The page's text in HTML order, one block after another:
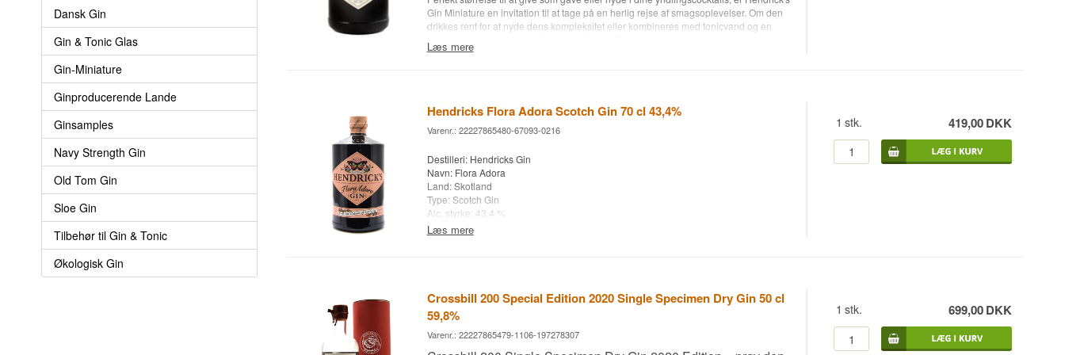
Dansk Gin
Gin & Tonic Glas
Gin-Miniature
Ginproducerende Lande
Ginsamples
Navy Strength Gin
Old Tom Gin
Sloe Gin
Tilbehør til Gin & Tonic
Økologisk Gin
Type: Skotsk Gin
Alc. styrke: 43 %
Andet: unlimited Edition
Gin Miniature en invitation til at tage på en herlig rejse af smagsoplevelser. Om den
drikkes rent for at nyde dens kompleksitet eller kombineres med tonicvand og en
virkelig mindeværdig ginoplevelse i hver eneste dråbe.
Navn: Small Batch
Handcrafted Botanicals: Agurk mm.
Land: Skotland
Alc. styrke: 41,4 %
Andet: 5 cl.
Læs mere
Hendricks Flora Adora Scotch Gin 70 cl 43,4%
Varenr.: 22227865480-67093-0216
Destilleri: Hendricks Gin
Navn: Flora Adora
Land: Skotland
Type: Scotch Gin
Alc. styrke: 43,4 %
70 cl.
Læs mere
1 stk. 419,00DKK
Crossbill 200 Special Edition 2020 Single Specimen Dry Gin 50 cl
59,8%
Varenr.: 22227865479-1106-197278307
1 stk. 699,00DKK